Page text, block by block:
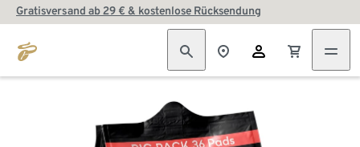
Gratisversand ab 29 € & kostenlose Rücksendung